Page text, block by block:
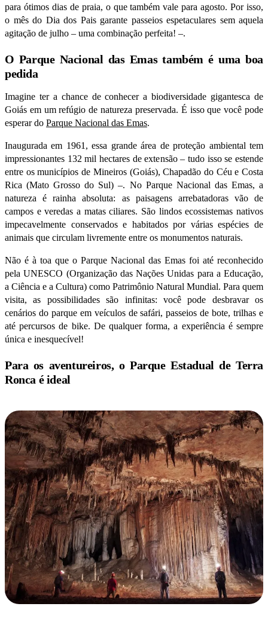
para ótimos dias de praia, o que também vale para agosto. Por isso,
o mês do Dia dos Pais garante passeios espetaculares sem aquela
agitação de julho – uma combinação perfeita! –.
O Parque Nacional das Emas também é uma boa
pedida
Imagine ter a chance de conhecer a biodiversidade gigantesca de
Goiás em um refúgio de natureza preservada. É isso que você pode
esperar do Parque Nacional das Emas.
Inaugurada em 1961, essa grande área de proteção ambiental tem
impressionantes 132 mil hectares de extensão – tudo isso se estende
entre os municípios de Mineiros (Goiás), Chapadão do Céu e Costa
Rica (Mato Grosso do Sul) –. No Parque Nacional das Emas, a
natureza é rainha absoluta: as paisagens arrebatadoras vão de
campos e veredas a matas ciliares. São lindos ecossistemas nativos
impecavelmente conservados e habitados por várias espécies de
animais que circulam livremente entre os monumentos naturais.
Não é à toa que o Parque Nacional das Emas foi até reconhecido
pela UNESCO (Organização das Nações Unidas para a Educação,
a Ciência e a Cultura) como Patrimônio Natural Mundial. Para quem
visita, as possibilidades são infinitas: você pode desbravar os
cenários do parque em veículos de safári, passeios de bote, trilhas e
até percursos de bike. De qualquer forma, a experiência é sempre
única e inesquecível!
Para os aventureiros, o Parque Estadual de Terra
Ronca é ideal